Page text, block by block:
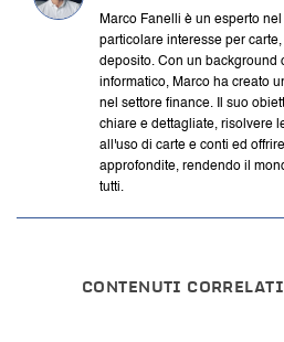
Marco Fanelli è un esperto
particolare interesse per
deposito. Con un background
informatico, Marco ha creato
nel settore finance. Il suo
chiare e dettagliate, risolvere
all'uso di carte e conti ed
approfondite, rendendo il
tutti.
CONTENUTI CORRELATI